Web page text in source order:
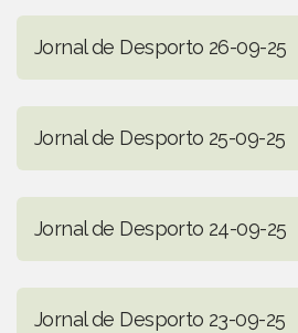
Jornal de Desporto 26-09-25
Jornal de Desporto 25-09-25
Jornal de Desporto 24-09-25
Jornal de Desporto 23-09-25